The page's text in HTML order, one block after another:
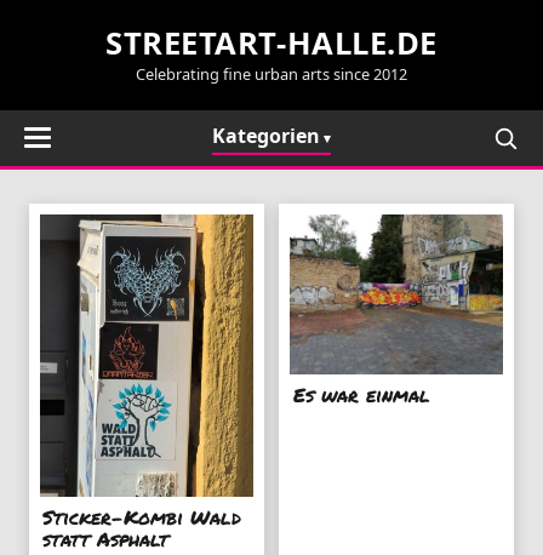
STREETART-HALLE.DE
Celebrating fine urban arts since 2012
Kategorien
Sticker-Kombi Wald
statt Asphalt
Es war einmal